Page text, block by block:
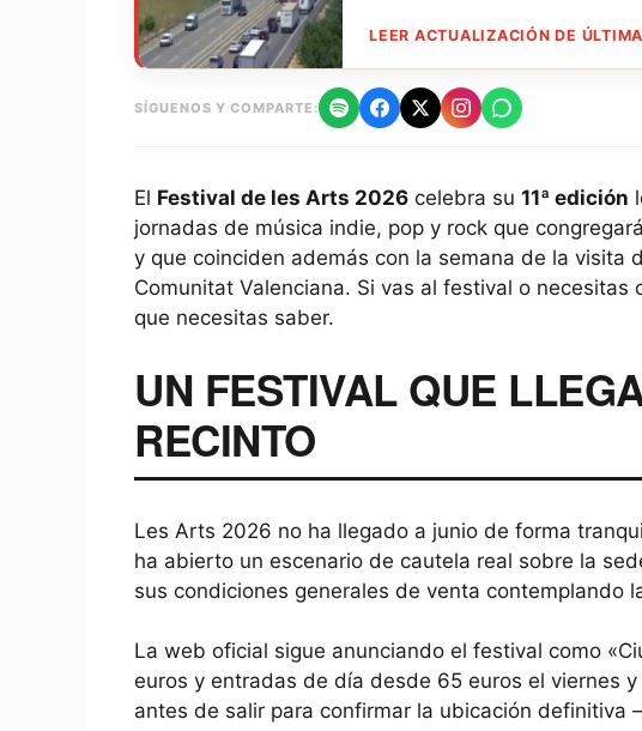
LEER ACTUALIZACIÓN DE
SÍGUENOS Y COMPARTE:
El Festival de les Arts 2026 celebra su 11ª edición
jornadas de música indie, pop y rock que
y que coinciden además con la semana de la visita
Comunitat Valenciana. Si vas al festival o
que necesitas saber.
UN FESTIVAL QUE
RECINTO
Les Arts 2026 no ha llegado a junio de forma
ha abierto un escenario de cautela real sobre la
sus condiciones generales de venta contemplando
La web oficial sigue anunciando el festival como
euros y entradas de día desde 65 euros el viernes
antes de salir para confirmar la ubicación